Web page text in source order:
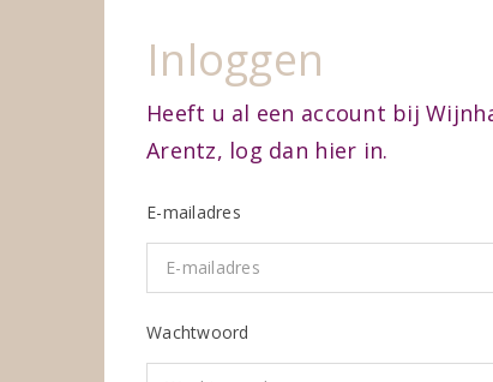
Inloggen
Heeft u al een account bij
Arentz, log dan hier in.
E-mailadres
Wachtwoord